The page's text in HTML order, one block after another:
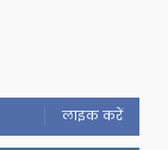
लाइक करें